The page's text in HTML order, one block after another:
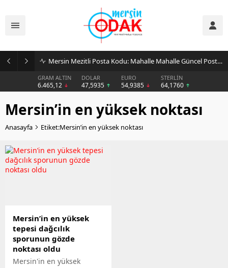
Mersin Mezitli Posta Kodu: Mahalle Mahalle Güncel Posta Kodu Rehberi
GRAM ALTIN
6.465,12
DOLAR
47,5935
EURO
54,9385
STERLİN
64,1760
Mersin’in en yüksek noktası
Anasayfa Etiket:Mersin’in en yüksek noktası
Mersin’in en yüksek
tepesi dağcılık
sporunun gözde
noktası oldu
Mersin'in en yüksek